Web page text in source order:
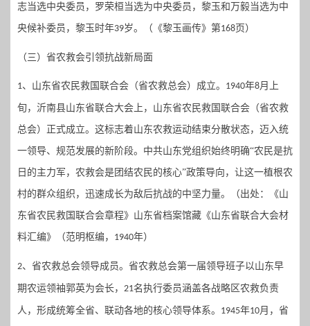
志当选中央委员，罗荣桓当选为中央委员，黎玉和万毅当选为中
央候补委员，黎玉时年39岁。（《黎玉画传》第168页）
（三） 省农救会引领抗战新局面
1、 山东省农民救国联合会（省农救总会）成立。 1940年8月上
旬，沂南县山东省联合大会上，山东省农民救国联合会（省农救
总会）正式成立。这标志着山东农救运动结束分散状态，迈入统
一领导、规范发展的新阶段。中共山东党组织始终明确“农民是抗
日的主力军，农救会是团结农民的核心”政策导向，让这一植根农
村的群众组织，迅速成长为敌后抗战的中坚力量。（出处：《山
东省农民救国联合会章程》山东省档案馆藏《山东省联合大会材
料汇编》（范明枢编， 1940年）
2、 省农救总会领导成员。 省农救总会第一届领导班子以山东早
期农运领袖郭英为会长， 21名执行委员涵盖各战略区农救负责
人，形成统筹全省、联动各地的核心领导体系。 1945年10月，省